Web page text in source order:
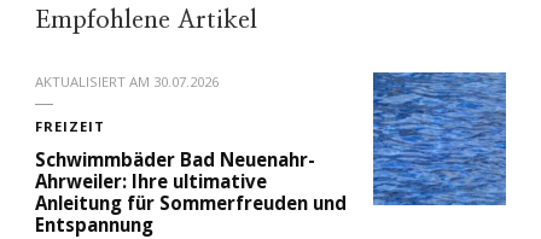
Empfohlene Artikel
AKTUALISIERT AM 30.07.2026
FREIZEIT
Schwimmbäder Bad Neuenahr-
Ahrweiler: Ihre ultimative
Anleitung für Sommerfreuden und
Entspannung